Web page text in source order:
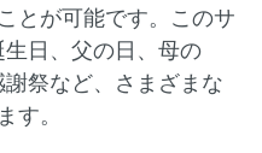
とが可能です。このサ
日、父の日、母の
祭など、さまざまな
す。